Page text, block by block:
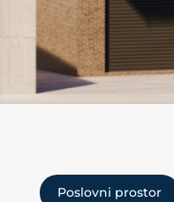
Poslovni prostor